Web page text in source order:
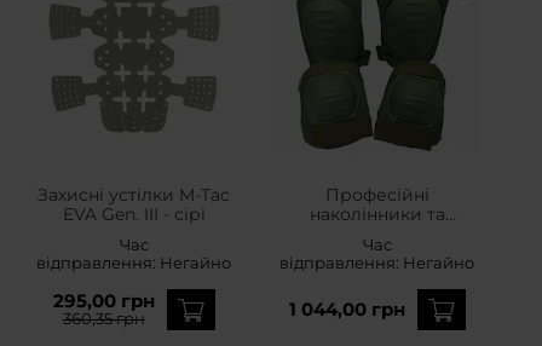
Захисні устілки M-Tac
EVA Gen. III - сірі
Час
відправлення: Негайно
295,00 грн
360,35 грн
Професійні
наколінники та
- Olive Green
Час
відправлення: Негайно
1 044,00 грн